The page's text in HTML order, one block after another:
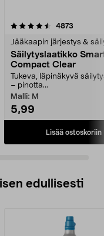
4873
Jääkaapin järjestys &
Säilytyslaatikko
Compact Clear
Tukeva, läpinäkyvä
– pinotta...
Malli: M
5,99
Lisää ostoskoriin
4.5 viidestä
edullisesti